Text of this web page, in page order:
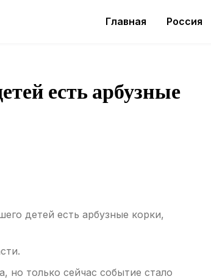
Главная Россия
есть арбузные
детей есть арбузные корки,
но только сейчас событие стало